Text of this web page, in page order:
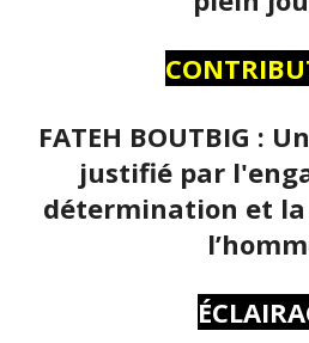
FATEH BOUTBIG :
justifié par
détermination et